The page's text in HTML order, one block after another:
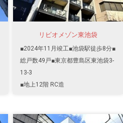
リビオメゾン東池袋
■2024年11月竣工■池袋駅徒歩8分■
総戸数49戸■東京都豊島区東池袋3-
13-3
■地上12階 RC造